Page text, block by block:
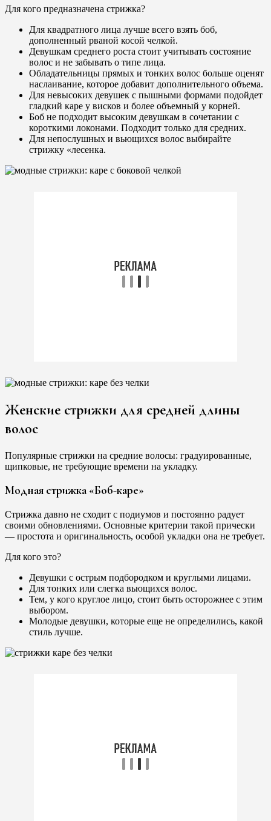
Для кого предназначена стрижка?
Для квадратного лица лучше всего взять боб,
дополненный рваной косой челкой.
Девушкам среднего роста стоит учитывать состояние
волос и не забывать о типе лица.
Обладательницы прямых и тонких волос больше оценят
наслаивание, которое добавит дополнительного объема.
Для невысоких девушек с пышными формами подойдет
гладкий каре у висков и более объемный у корней.
Боб не подходит высоким девушкам в сочетании с
короткими локонами. Подходит только для средних.
Для непослушных и вьющихся волос выбирайте
стрижку «лесенка.
Женские стрижки для средней длины
волос
Популярные стрижки на средние волосы: градуированные,
щипковые, не требующие времени на укладку.
Модная стрижка «Боб-каре»
Стрижка давно не сходит с подиумов и постоянно радует
своими обновлениями. Основные критерии такой прически
— простота и оригинальность, особой укладки она не требует.
Для кого это?
Девушки с острым подбородком и круглыми лицами.
Для тонких или слегка вьющихся волос.
Тем, у кого круглое лицо, стоит быть осторожнее с этим
выбором.
Молодые девушки, которые еще не определились, какой
стиль лучше.